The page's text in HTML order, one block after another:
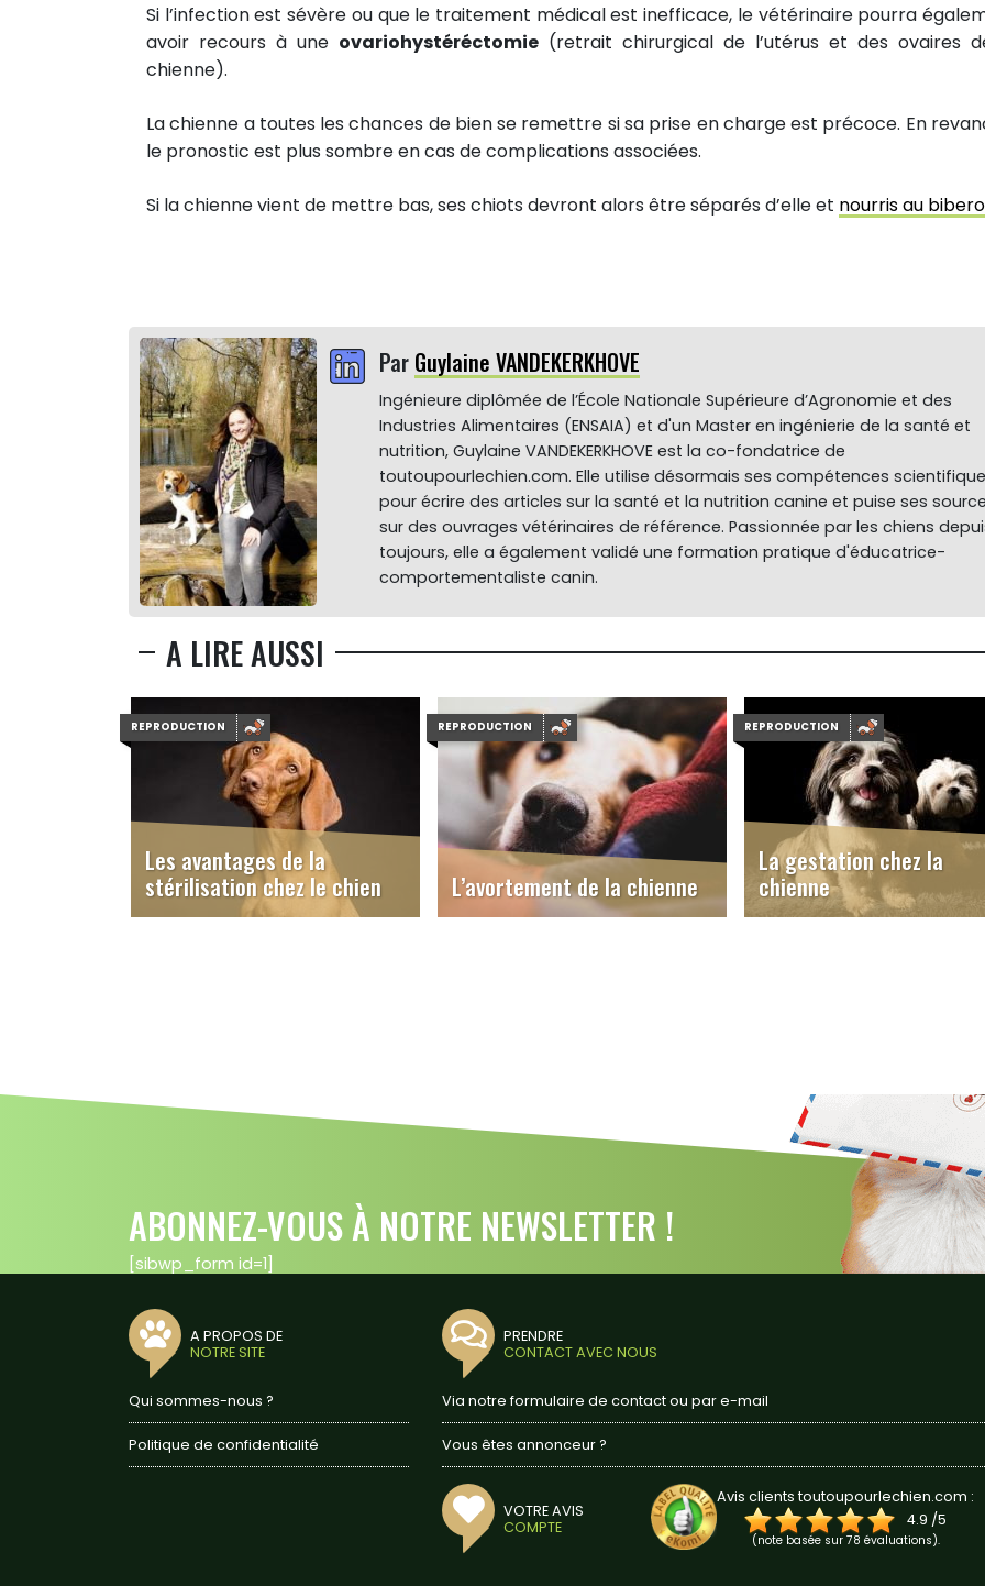
Si l’infection est sévère ou que le traitement médical est inefficace, le vétérinaire pourra
avoir recours à une ovariohystéréctomie (retrait chirurgical de l’utérus et des ovaires
chienne).
La chienne a toutes les chances de bien se remettre si sa prise en charge est précoce. En
le pronostic est plus sombre en cas de complications associées.
Si la chienne vient de mettre bas, ses chiots devront alors être séparés d’elle et nourris au
Par Guylaine VANDEKERKHOVE
Ingénieure diplômée de l’École Nationale Supérieure d’Agronomie et des
Industries Alimentaires (ENSAIA) et d'un Master en ingénierie de la santé et
nutrition, Guylaine VANDEKERKHOVE est la co-fondatrice de
toutoupourlechien.com. Elle utilise désormais ses compétences
pour écrire des articles sur la santé et la nutrition canine et puise ses
sur des ouvrages vétérinaires de référence. Passionnée par les chiens
toujours, elle a également validé une formation pratique d'éducatrice-
comportementaliste canin.
A LIRE AUSSI
REPRODUCTION
Les avantages de la
stérilisation chez le chien
REPRODUCTION
L’avortement de la chienne
REPRODUCTION
La gestation chez la
chienne
ABONNEZ-VOUS À NOTRE NEWSLETTER !
[sibwp_form id=1]
A PROPOS DE
NOTRE SITE
Qui sommes-nous ?
Politique de confidentialité
PRENDRE
CONTACT AVEC NOUS
Via notre formulaire de contact ou par e-mail
Vous êtes annonceur ?
VOTRE AVIS
COMPTE
Avis clients toutoupourlechien.com :
4.9 /5
(note basée sur 78 évaluations).